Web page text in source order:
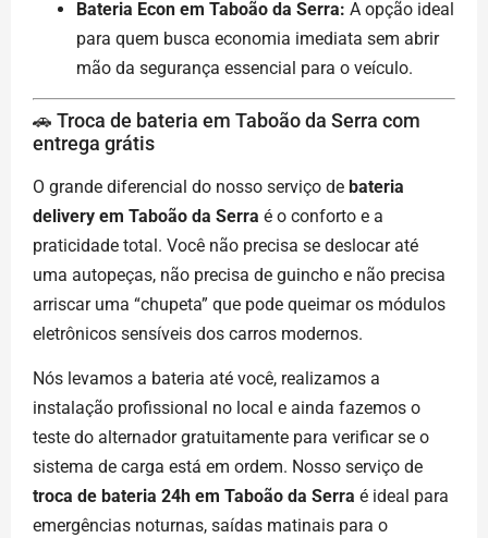
Bateria Econ em Taboão da Serra: A opção ideal
para quem busca economia imediata sem abrir
mão da segurança essencial para o veículo.
🚗 Troca de bateria em Taboão da Serra com
entrega grátis
O grande diferencial do nosso serviço de bateria
delivery em Taboão da Serra é o conforto e a
praticidade total. Você não precisa se deslocar até
uma autopeças, não precisa de guincho e não precisa
arriscar uma “chupeta” que pode queimar os módulos
eletrônicos sensíveis dos carros modernos.
Nós levamos a bateria até você, realizamos a
instalação profissional no local e ainda fazemos o
teste do alternador gratuitamente para verificar se o
sistema de carga está em ordem. Nosso serviço de
troca de bateria 24h em Taboão da Serra é ideal para
emergências noturnas, saídas matinais para o